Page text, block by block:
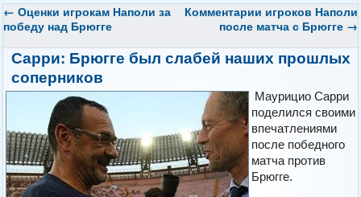
← Оценки игрокам Наполи за
победу над Брюгге
Комментарии игроков Наполи
после матча с Брюгге →
Сарри: Брюгге был слабей наших прошлых
соперников
Маурицио Сарри
поделился своими
впечатлениями
после победного
матча против
Брюгге.